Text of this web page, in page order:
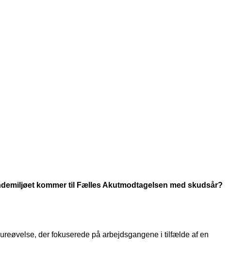
kommer til Fælles Akutmodtagelsen med skudsår?
der fokuserede på arbejdsgangene i tilfælde af en